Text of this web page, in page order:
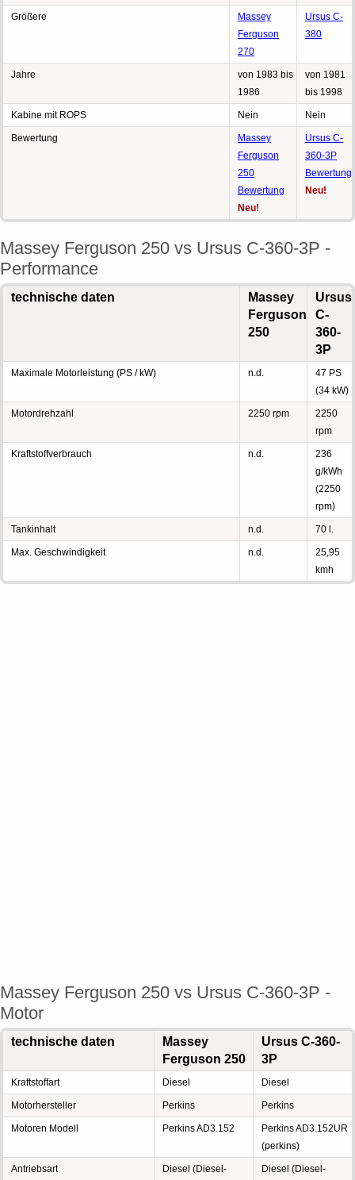
Größere
Massey
Ferguson
270
Ursus C-
380
Jahre
von 1983 bis
1986
von 1981
bis 1998
Kabine mit ROPS Nein Nein
Bewertung
Massey
Ferguson
250
Bewertung
Neu!
Ursus C-
360-3P
Bewertung
Neu!
Massey Ferguson 250 vs Ursus C-360-3P -
Performance
technische daten
Massey
Ferguson
250
Ursus
C-
360-
3P
Maximale Motorleistung (PS / kW) n.d.
47 PS
(34 kW)
Motordrehzahl 2250 rpm
2250
rpm
Kraftstoffverbrauch n.d.
236
g/kWh
(2250
rpm)
Tankinhalt n.d. 70 l.
Max. Geschwindigkeit n.d.
25,95
kmh
Massey Ferguson 250 vs Ursus C-360-3P -
Motor
technische daten
Massey
Ferguson 250
Ursus C-360-
3P
Kraftstoffart Diesel Diesel
Motorhersteller Perkins Perkins
Motoren Modell Perkins AD3.152
Perkins AD3.152UR
(perkins)
Antriebsart
Diesel (Diesel-
Diesel (Diesel-